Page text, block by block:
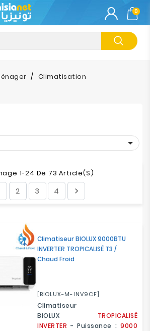
0
Climatisation

1-24 De 73 Article(s)
2 3 4 
Climatiseur BIOLUX 9000BTU
INVERTER TROPICALISÉ T3 /
Chaud Froid
[BIOLUX-M-INV9CF]
Climatiseur
BIOLUX TROPICALISÉ
INVERTER - Puissance : 9000